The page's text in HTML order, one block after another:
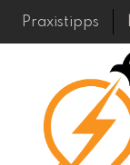
Skip
Praxistipps